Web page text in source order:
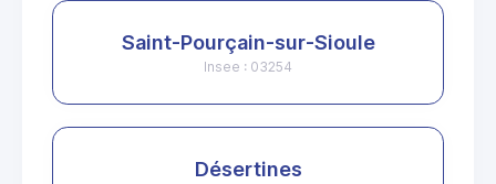
Saint-Pourçain-sur-Sioule
Insee : 03254
Désertines